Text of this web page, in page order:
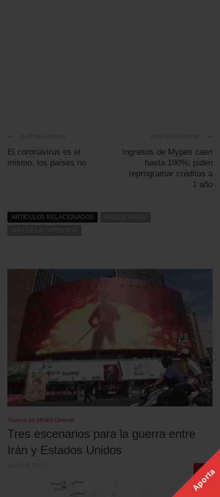
El coronavirus es el
mismo, los países no
Ingresos de Mypes caen
hasta 100%; piden
reprogramar créditos a
1 año
ARTÍCULOS RELACIONADOS
Guerra en Medio Oriente
Tres escenarios para la guerra entre
Irán y Estados Unidos
Aporta